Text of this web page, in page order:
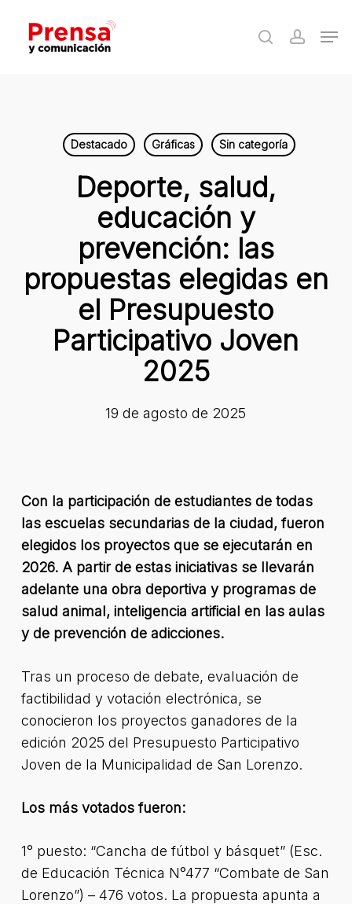
main
search
Destacado Gráficas Sin categoría
Deporte, salud,
educación y
prevención: las
propuestas elegidas en
el Presupuesto
Participativo Joven
2025
19 de agosto de 2025
Con la participación de estudiantes de todas
las escuelas secundarias de la ciudad, fueron
elegidos los proyectos que se ejecutarán en
2026. A partir de estas iniciativas se llevarán
adelante una obra deportiva y programas de
salud animal, inteligencia artificial en las aulas
y de prevención de adicciones.
Tras un proceso de debate, evaluación de
factibilidad y votación electrónica, se
conocieron los proyectos ganadores de la
edición 2025 del Presupuesto Participativo
Joven de la Municipalidad de San Lorenzo.
Los más votados fueron:
1° puesto: “Cancha de fútbol y básquet” (Esc.
de Educación Técnica N°477 “Combate de San
Lorenzo”) – 476 votos. La propuesta apunta a